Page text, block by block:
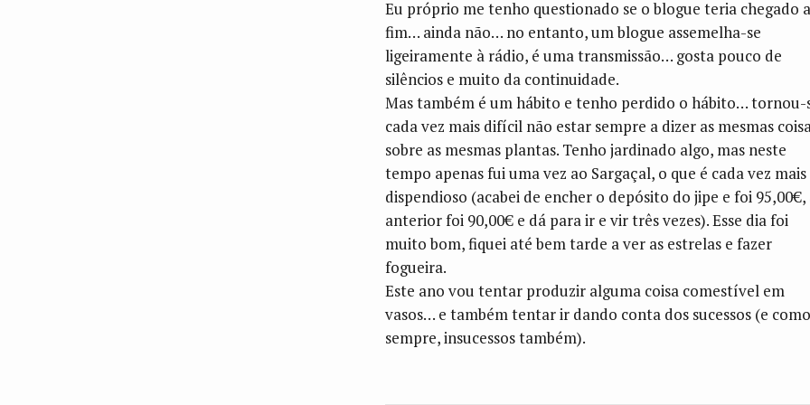
Eu próprio me tenho questionado se o blogue teria chegado
fim… ainda não… no entanto, um blogue assemelha-se
ligeiramente à rádio, é uma transmissão… gosta pouco de
silêncios e muito da continuidade.
Mas também é um hábito e tenho perdido o hábito… tornou-
cada vez mais difícil não estar sempre a dizer as mesmas
sobre as mesmas plantas. Tenho jardinado algo, mas neste
tempo apenas fui uma vez ao Sargaçal, o que é cada vez mais
dispendioso (acabei de encher o depósito do jipe e foi 95,00€,
anterior foi 90,00€ e dá para ir e vir três vezes). Esse dia foi
muito bom, fiquei até bem tarde a ver as estrelas e fazer
fogueira.
Este ano vou tentar produzir alguma coisa comestível em
vasos… e também tentar ir dando conta dos sucessos (e como
sempre, insucessos também).